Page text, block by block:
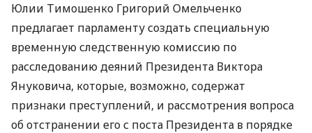
Юлии Тимошенко Григорий Омельченко
предлагает парламенту создать специальную
временную следственную комиссию по
расследованию деяний Президента Виктора
Януковича, которые, возможно, содержат
признаки преступлений, и рассмотрения вопроса
об отстранении его с поста Президента в порядке